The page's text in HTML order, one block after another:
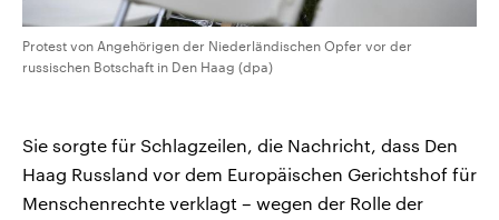
Protest von Angehörigen der Niederländischen Opfer vor der
russischen Botschaft in Den Haag (dpa)
Sie sorgte für Schlagzeilen, die Nachricht, dass Den
Haag Russland vor dem Europäischen Gerichtshof für
Menschenrechte verklagt – wegen der Rolle der